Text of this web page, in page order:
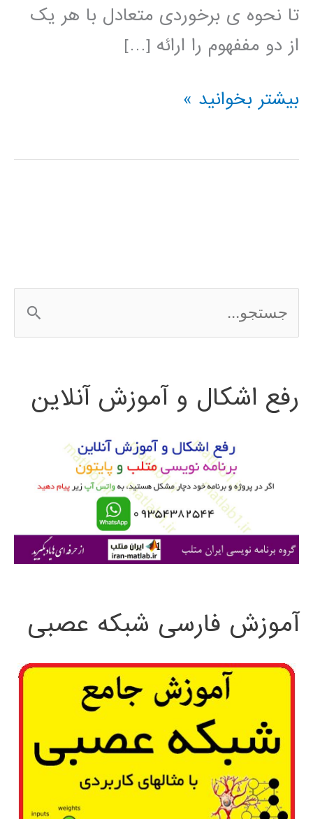
تا نحوه ی برخوردی متعادل با هر یک
از دو مففهوم را ارائه […]
پردازش
گفتار
بیشتر بخوانید »
س
ج
ی
رفع اشکال و آموزش آنلاین
آموزش فارسی شبکه عصبی